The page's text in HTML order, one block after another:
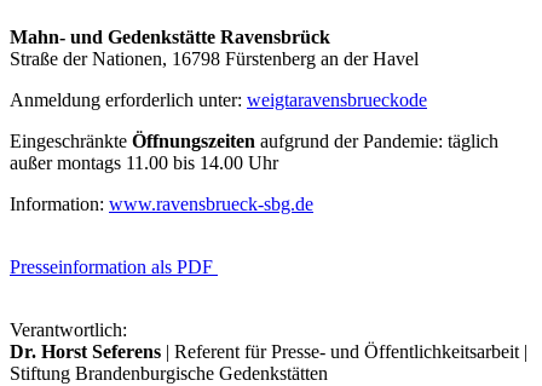
Mahn- und Gedenkstätte Ravensbrück
Straße der Nationen, 16798 Fürstenberg an der Havel
Anmeldung erforderlich unter: weigtaravensbrueckode
Eingeschränkte Öffnungszeiten aufgrund der Pandemie: täglich
außer montags 11.00 bis 14.00 Uhr
Information: www.ravensbrueck-sbg.de
Presseinformation als PDF
Verantwortlich:
Dr. Horst Seferens | Referent für Presse- und Öffentlichkeitsarbeit |
Stiftung Brandenburgische Gedenkstätten